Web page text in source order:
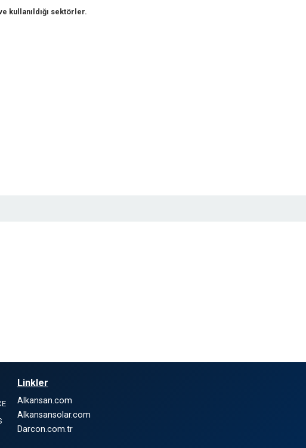
kullanıldığı sektörler.
Linkler
Alkansan.com
Alkansansolar.com
Darcon.com.tr